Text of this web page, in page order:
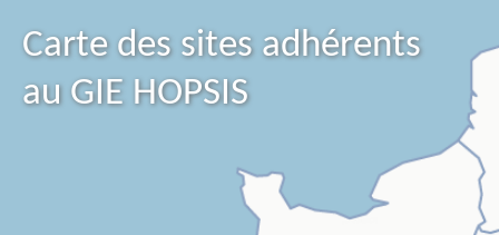
Carte des sites adhérents
au GIE HOPSIS